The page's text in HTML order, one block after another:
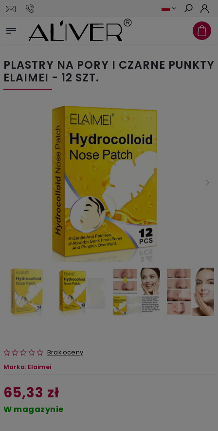
Szukaj
PLASTRY NA PORY I CZARNE PUNKTY
ELAIMEI - 12 SZT.
Brak oceny
Marka: Elaimei
65,33 zł
W magazynie